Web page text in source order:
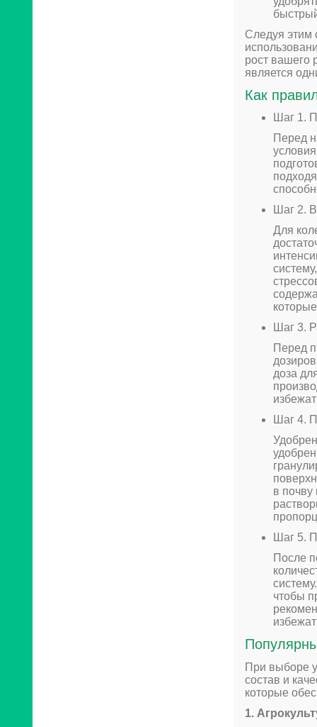
Следуя этим
рост вашего
является
Как
Шаг 1.
Перед
Шаг 2.
Для
Шаг 3.
Перед
доза
Шаг 4.
в почву
Шаг 5.
После
чтобы
При выборе
состав и
которые
1.